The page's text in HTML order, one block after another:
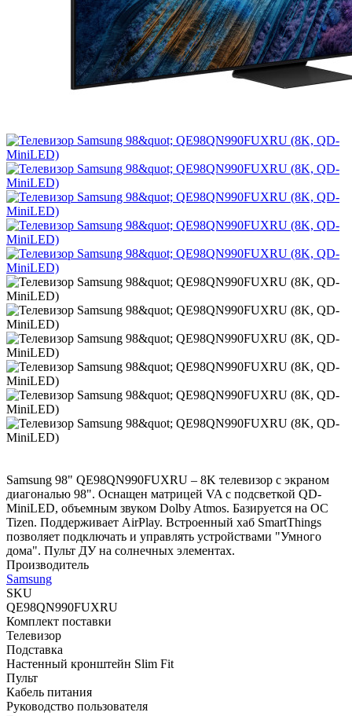
Samsung 98" QE98QN990FUXRU – 8K телевизор с экраном
диагональю 98". Оснащен матрицей VA с подсветкой QD-
MiniLED, объемным звуком Dolby Atmos. Базируется на ОС
Tizen. Поддерживает AirPlay. Встроенный хаб SmartThings
позволяет подключать и управлять устройствами "Умного
дома". Пульт ДУ на солнечных элементах.
Производитель
Samsung
SKU
QE98QN990FUXRU
Комплект поставки
Телевизор
Подставка
Настенный кронштейн Slim Fit
Пульт
Кабель питания
Руководство пользователя